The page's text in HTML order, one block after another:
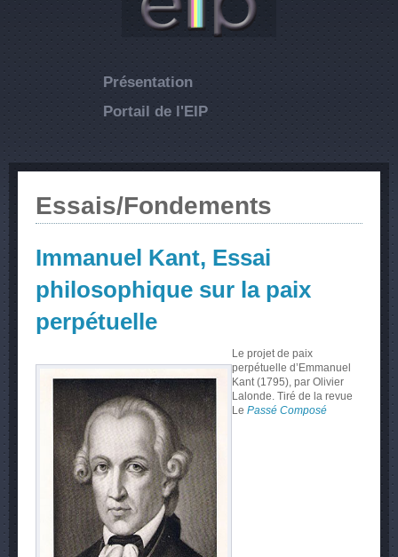
Présentation
Portail de l'EIP
Essais/Fondements
Immanuel Kant, Essai
philosophique sur la paix
perpétuelle
Le projet de paix
perpétuelle d’Emmanuel
Kant (1795), par Olivier
Lalonde. Tiré de la revue
Le Passé Composé